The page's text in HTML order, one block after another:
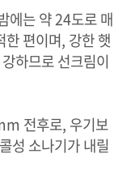
에는 약 24도로 매
한 편이며, 강한 햇
하므로 선크림이
전후로, 우기보
성 소나기가 내릴